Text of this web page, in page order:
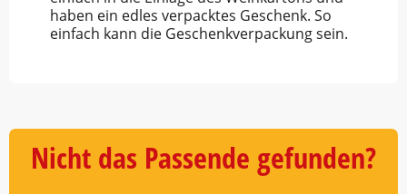
haben ein edles verpacktes Geschenk. So
einfach kann die Geschenkverpackung sein.
Nicht das Passende gefunden?